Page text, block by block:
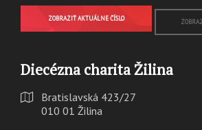
ZOBRAZIŤ AKTUÁLNE ČÍSLO
Diecézna charita Žilina
Bratislavská 423/27
010 01 Žilina